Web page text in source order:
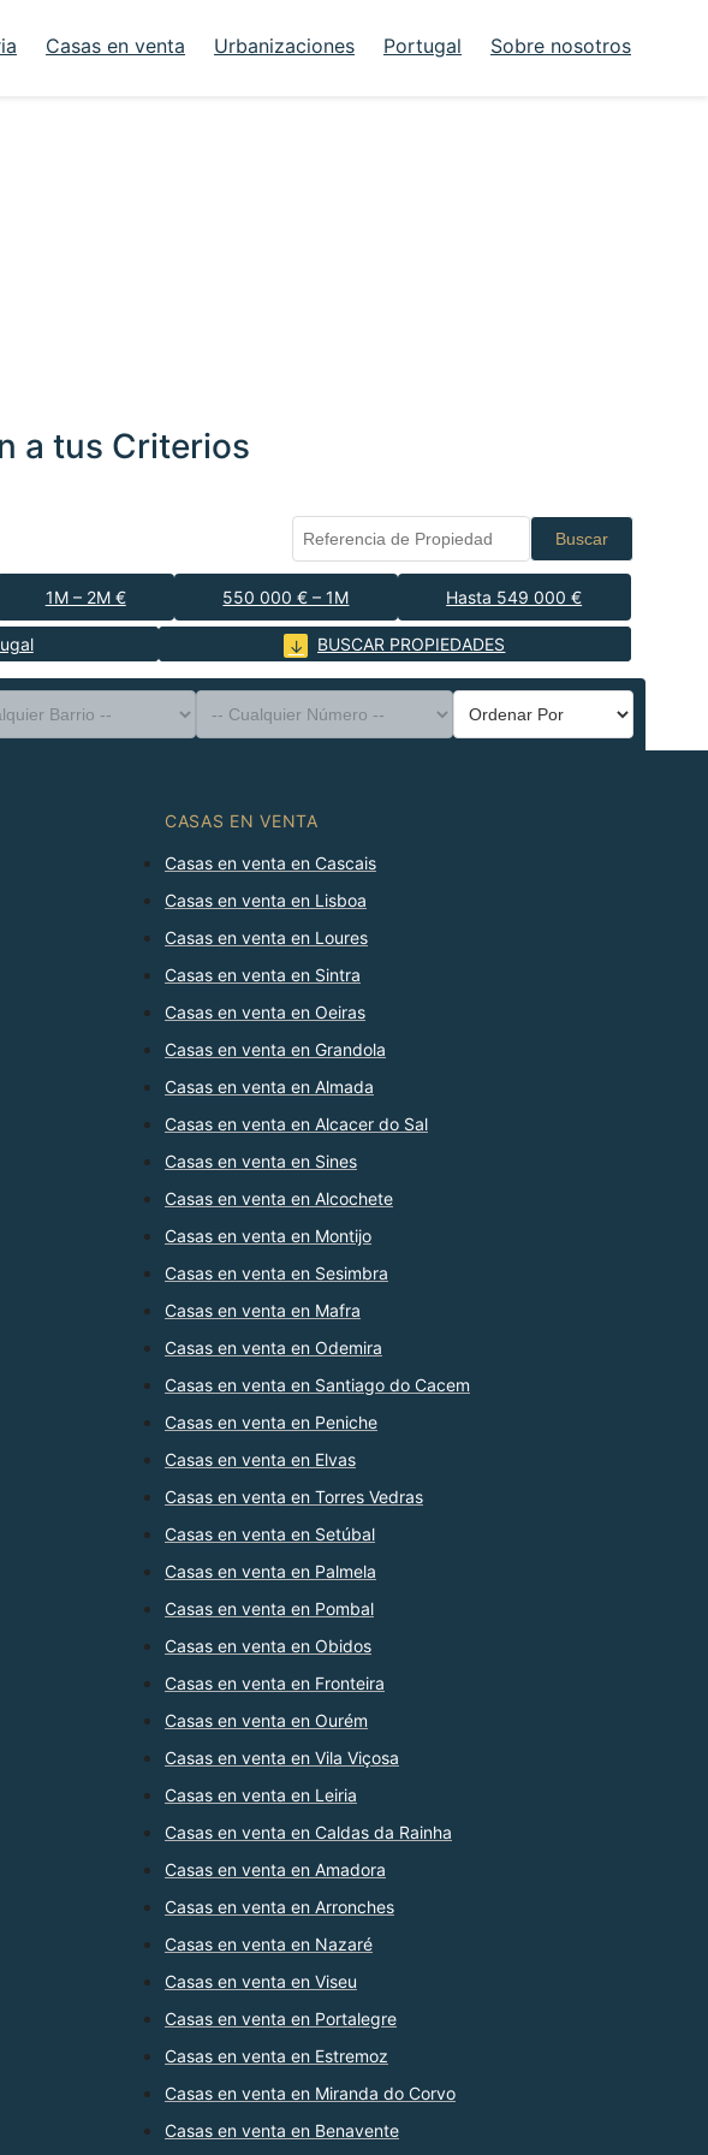
Casas en venta Urbanizaciones Portugal Sobre nosotros
a tus Criterios
Buscar
1M – 2M € 550 000 € – 1M Hasta 549 000 €
BUSCAR PROPIEDADES
--
--
Barrio --
Número --
CASAS EN VENTA
Casas en venta en Cascais
Casas en venta en Lisboa
Casas en venta en Loures
Casas en venta en Sintra
Casas en venta en Oeiras
Casas en venta en Grandola
Casas en venta en Almada
Casas en venta en Alcacer do Sal
Casas en venta en Sines
Casas en venta en Alcochete
Casas en venta en Montijo
Casas en venta en Sesimbra
Casas en venta en Mafra
Casas en venta en Odemira
Casas en venta en Santiago do Cacem
Casas en venta en Peniche
Casas en venta en Elvas
Casas en venta en Torres Vedras
Casas en venta en Setúbal
Casas en venta en Palmela
Casas en venta en Pombal
Casas en venta en Obidos
Casas en venta en Fronteira
Casas en venta en Ourém
Casas en venta en Vila Viçosa
Casas en venta en Leiria
Casas en venta en Caldas da Rainha
Casas en venta en Amadora
Casas en venta en Arronches
Casas en venta en Nazaré
Casas en venta en Viseu
Casas en venta en Portalegre
Casas en venta en Estremoz
Casas en venta en Miranda do Corvo
Casas en venta en Benavente